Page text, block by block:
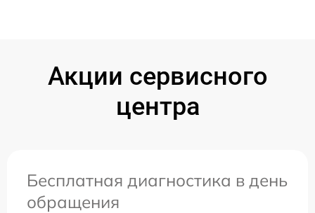
Акции сервисного
центра
Бесплатная диагностика в день
обращения